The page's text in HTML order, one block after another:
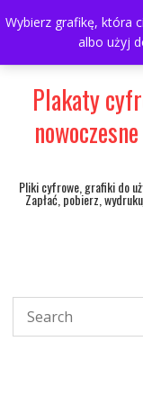
Wybierz grafikę, która
albo użyj
to
Plakaty
Pliki cyfrowe, grafiki do
Zapłać, pobierz,